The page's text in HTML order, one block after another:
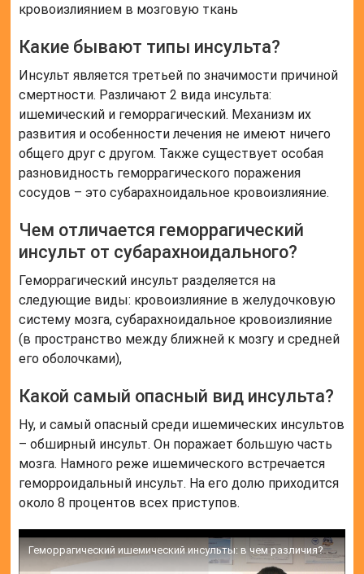
кровоизлиянием в мозговую ткань
Какие бывают типы инсульта?
Инсульт является третьей по значимости причиной
смертности. Различают 2 вида инсульта:
ишемический и геморрагический. Механизм их
развития и особенности лечения не имеют ничего
общего друг с другом. Также существует особая
разновидность геморрагического поражения
сосудов – это субарахноидальное кровоизлияние.
Чем отличается геморрагический
инсульт от субарахноидального?
Геморрагический инсульт разделяется на
следующие виды: кровоизлияние в желудочковую
систему мозга, субарахноидальное кровоизлияние
(в пространство между ближней к мозгу и средней
его оболочками),
Какой самый опасный вид инсульта?
Ну, и самый опасный среди ишемических инсультов
– обширный инсульт. Он поражает большую часть
мозга. Намного реже ишемического встречается
геморроидальный инсульт. На его долю приходится
около 8 процентов всех приступов.
Геморрагический ишемический инсульты: в чем различия?